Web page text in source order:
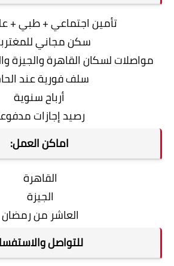
تأمين اجتماعي + طبي +
سكن مجاني
مواصلات لسكان القاهرة والجيزة
سلف فورية عند
أرباح سنوية
رصيد إجازات
اماكن العمل:
القاهرة
الجيزة
العاشر من رمضان
للتواصل